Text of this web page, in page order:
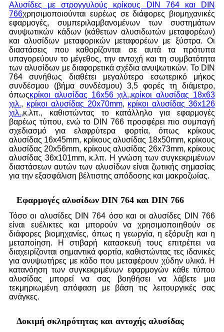
Αλυσίδες με στρογγυλούς κρίκους DIN 764 και DIN
766χρησιμοποιούνται ευρέως σε διάφορες βιομηχανικές
εφαρμογές, συμπεριλαμβανομένων των συστημάτων
ανυψωτικών κάδων (κάθετων αλυσιδωτών μεταφορέων)
και αλυσίδων μεταφορικών μεταφορέων με ξύστρα. Οι
διαστάσεις που καθορίζονται σε αυτά τα πρότυπα
υπαγορεύουν το μέγεθος, την αντοχή και τη συμβατότητα
των αλυσίδων με διαφορετικά σχέδια ανυψωτικών. Το DIN
764 συνήθως διαθέτει μεγαλύτερο εσωτερικό μήκος
συνδέσμου (βήμα συνδέσμου) 3,5 φορές τη διάμετρο,
όπωςκρίκοι αλυσίδας 16x56 χιλ.,κρίκοι αλυσίδας 18x63
χιλ., κρίκοι αλυσίδας 20x70mm, κρίκοι αλυσίδας 36x126
χιλ.,κ.λπ., καθιστώντας το κατάλληλο για εφαρμογές
βαρέως τύπου, ενώ το DIN 766 προσφέρει πιο συμπαγή
σχεδιασμό για ελαφρύτερα φορτία, όπως κρίκους
αλυσίδας 16x45mm, κρίκους αλυσίδας 18x50mm, κρίκους
αλυσίδας 20x56mm, κρίκους αλυσίδας 26x73mm, κρίκους
αλυσίδας 36x101mm, κ.λπ. Η γνώση των συγκεκριμένων
διαστάσεων αυτών των αλυσίδων είναι ζωτικής σημασίας
για την εξασφάλιση βέλτιστης απόδοσης και μακροζωίας.
Εφαρμογές αλυσίδων DIN 764 και DIN 766
Τόσο οι αλυσίδες DIN 764 όσο και οι αλυσίδες DIN 766
είναι ευέλικτες και μπορούν να χρησιμοποιηθούν σε
διάφορες βιομηχανίες, όπως η γεωργία, η εξόρυξη και η
μεταποίηση. Η στιβαρή κατασκευή τους επιτρέπει να
διαχειρίζονται σημαντικά φορτία, καθιστώντας τες ιδανικές
για ανυψωτήρες με κάδο που μεταφέρουν χύδην υλικά. Η
κατανόηση των συγκεκριμένων εφαρμογών κάθε τύπου
αλυσίδας μπορεί να σας βοηθήσει να λάβετε μια
τεκμηριωμένη απόφαση με βάση τις λειτουργικές σας
ανάγκες.
Δοκιμή σκληρότητας και αντοχής αλυσίδας